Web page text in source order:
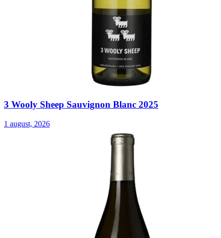
3 Wooly Sheep Sauvignon Blanc 2025
1 august, 2026